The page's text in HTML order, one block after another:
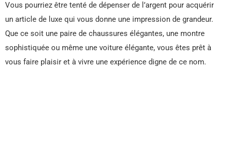
Vous pourriez être tenté de dépenser de l’argent pour acquérir
un article de luxe qui vous donne une impression de grandeur.
Que ce soit une paire de chaussures élégantes, une montre
sophistiquée ou même une voiture élégante, vous êtes prêt à
vous faire plaisir et à vivre une expérience digne de ce nom.